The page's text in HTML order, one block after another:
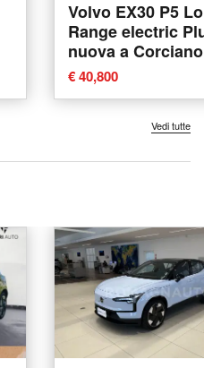
Volvo EX30 P5
Range electric
nuova a Corciano
€ 40,800
Vedi tutte